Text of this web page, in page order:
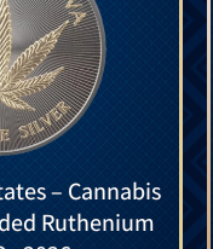
– Cannabis
Ruthenium